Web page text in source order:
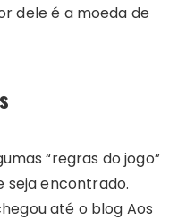
dele é a moeda de
“regras do jogo”
seja encontrado.
até o blog Aos